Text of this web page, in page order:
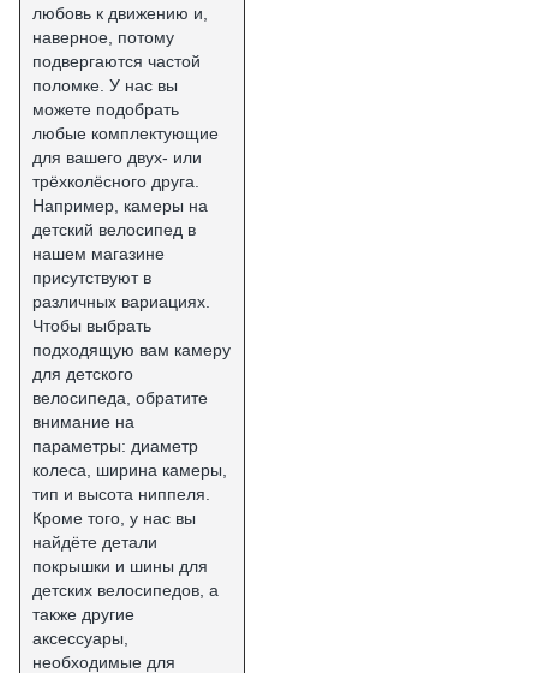
любовь к движению и,
наверное, потому
подвергаются частой
поломке. У нас вы
можете подобрать
любые комплектующие
для вашего двух- или
трёхколёсного друга.
Например, камеры на
детский велосипед в
нашем магазине
присутствуют в
различных вариациях.
Чтобы выбрать
подходящую вам камеру
для детского
велосипеда, обратите
внимание на
параметры: диаметр
колеса, ширина камеры,
тип и высота ниппеля.
Кроме того, у нас вы
найдёте детали
покрышки и шины для
детских велосипедов, а
также другие
аксессуары,
необходимые для